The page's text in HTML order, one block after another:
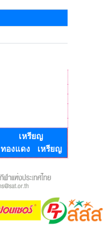
เหรียญ
ทองแดง เหรียญ